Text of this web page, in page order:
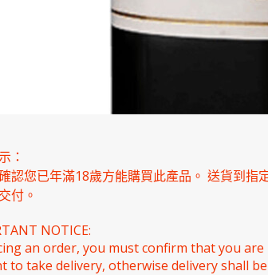
：
認您已年滿18歲方能購買此產品。 送貨到
付。
NOTICE:
an order, you must confirm that you
to take delivery, otherwise delivery shall